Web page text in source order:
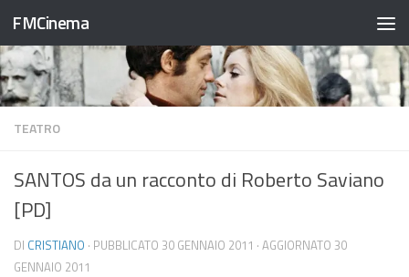
Salta al contenuto
FMCinema
TEATRO
SANTOS da un racconto di Roberto Saviano
[PD]
DI CRISTIANO · PUBBLICATO 30 GENNAIO 2011 · AGGIORNATO 30
GENNAIO 2011